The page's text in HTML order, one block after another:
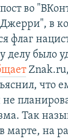
во
в
флаг
делу было
что
Так
марте, на